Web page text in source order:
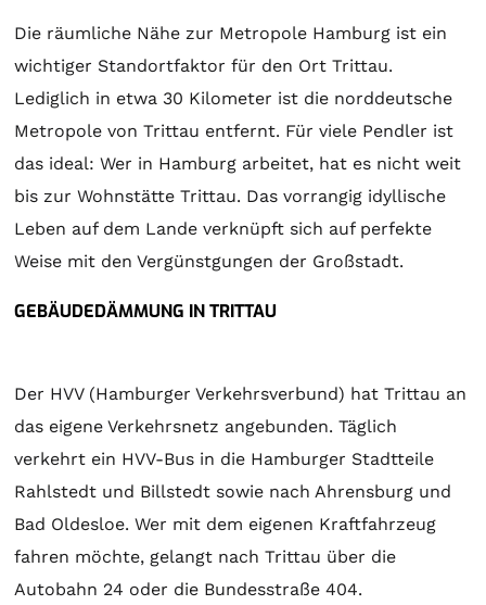
Die räumliche Nähe zur Metropole Hamburg ist ein
wichtiger Standortfaktor für den Ort Trittau.
Lediglich in etwa 30 Kilometer ist die norddeutsche
Metropole von Trittau entfernt. Für viele Pendler ist
das ideal: Wer in Hamburg arbeitet, hat es nicht weit
bis zur Wohnstätte Trittau. Das vorrangig idyllische
Leben auf dem Lande verknüpft sich auf perfekte
Weise mit den Vergünstgungen der Großstadt.
GEBÄUDEDÄMMUNG IN TRITTAU
Der HVV (Hamburger Verkehrsverbund) hat Trittau an
das eigene Verkehrsnetz angebunden. Täglich
verkehrt ein HVV-Bus in die Hamburger Stadtteile
Rahlstedt und Billstedt sowie nach Ahrensburg und
Bad Oldesloe. Wer mit dem eigenen Kraftfahrzeug
fahren möchte, gelangt nach Trittau über die
Autobahn 24 oder die Bundesstraße 404.